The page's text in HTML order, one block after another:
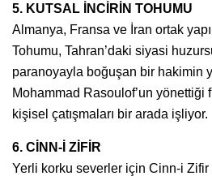
5. KUTSAL İNCİRİN TOHUMU
Almanya, Fransa ve İran ortak
Tohumu, Tahran’daki siyasi
paranoyayla boğuşan bir hakimin
Mohammad Rasoulof’un
kişisel çatışmaları bir arada işliyor.
6. CİNN-İ ZİFİR
Yerli korku severler için Cinn-i